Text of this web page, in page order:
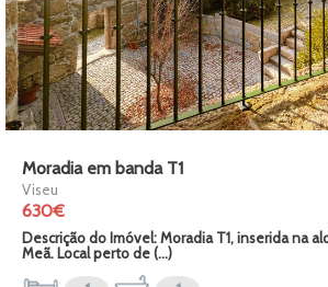
Moradia em banda T1
Viseu
630€
Descrição do Imóvel: Moradia T1, inserida na
Meã. Local perto de (...)